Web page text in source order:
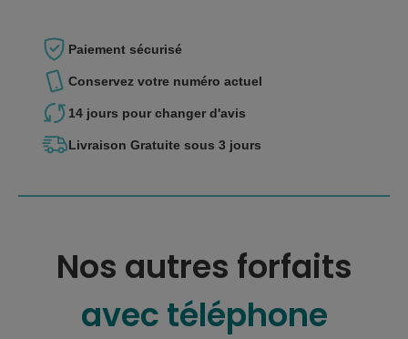
Paiement sécurisé
Conservez votre numéro actuel
14 jours pour changer d'avis
Livraison Gratuite sous 3 jours
Nos autres forfaits
avec téléphone